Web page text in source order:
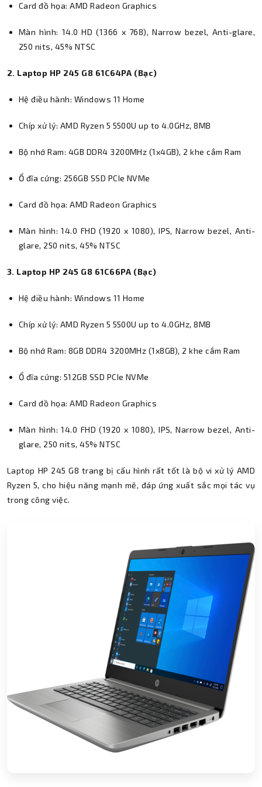
Card đồ họa: AMD Radeon Graphics
Màn hình: 14.0 HD (1366 x 768), Narrow bezel, Anti-glare,
250 nits, 45% NTSC
2. Laptop HP 245 G8 61C64PA (Bạc)
Hệ điều hành: Windows 11 Home
Chíp xử lý: AMD Ryzen 5 5500U up to 4.0GHz, 8MB
Bộ nhớ Ram: 4GB DDR4 3200MHz (1x4GB), 2 khe cắm Ram
Ổ đĩa cứng: 256GB SSD PCIe NVMe
Card đồ họa: AMD Radeon Graphics
Màn hình: 14.0 FHD (1920 x 1080), IPS, Narrow bezel, Anti-
glare, 250 nits, 45% NTSC
3. Laptop HP 245 G8 61C66PA (Bạc)
Hệ điều hành: Windows 11 Home
Chíp xử lý: AMD Ryzen 5 5500U up to 4.0GHz, 8MB
Bộ nhớ Ram: 8GB DDR4 3200MHz (1x8GB), 2 khe cắm Ram
Ổ đĩa cứng: 512GB SSD PCIe NVMe
Card đồ họa: AMD Radeon Graphics
Màn hình: 14.0 FHD (1920 x 1080), IPS, Narrow bezel, Anti-
glare, 250 nits, 45% NTSC
Laptop HP 245 G8 trang bị cấu hình rất tốt là bộ vi xử lý AMD
Ryzen 5, cho hiệu năng mạnh mẽ, đáp ứng xuất sắc mọi tác vụ
trong công việc.